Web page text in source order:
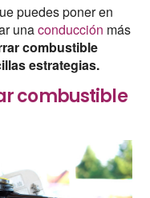
puedes poner en
unaconducción más
combustible
estrategias.
combustible